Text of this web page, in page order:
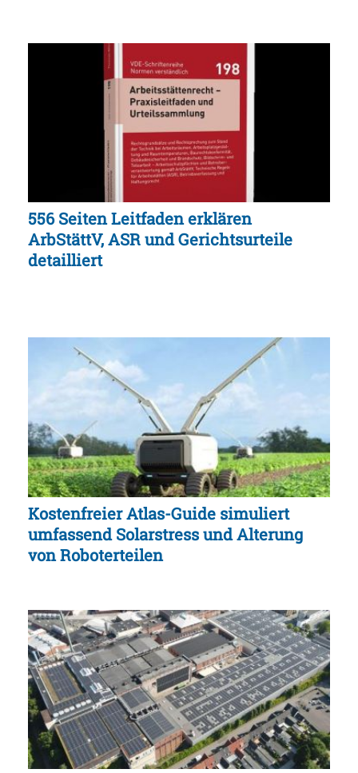
556 Seiten Leitfaden erklären
ArbStättV, ASR und Gerichtsurteile
detailliert
Kostenfreier Atlas-Guide simuliert
umfassend Solarstress und Alterung
von Roboterteilen